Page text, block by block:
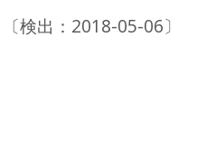
〔検出：2018-05-06〕